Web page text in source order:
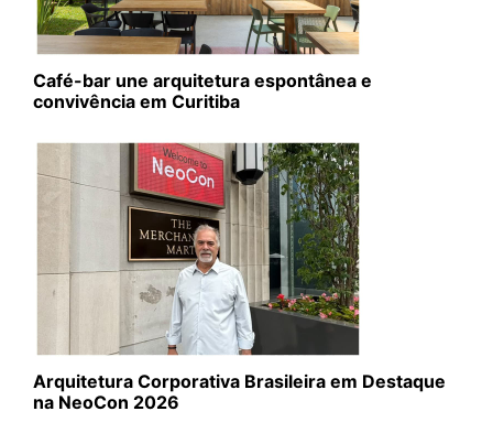
Café-bar une arquitetura espontânea e
convivência em Curitiba
Arquitetura Corporativa Brasileira em Destaque
na NeoCon 2026